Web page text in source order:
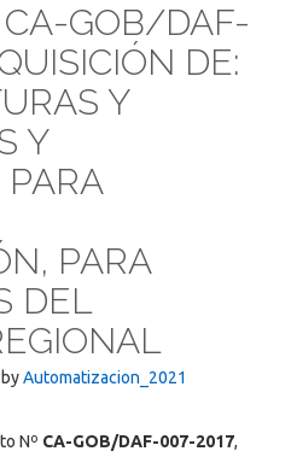
GOB/DAF-
DE:
Y
Y
PARA
DEL
byAutomatizacion_2021
Nº CA-GOB/DAF-007-2017,